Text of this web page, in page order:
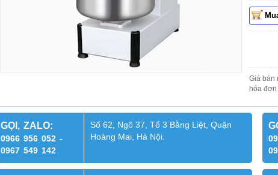
Giá bán
hóa
GỌI, ZALO:
0966 956 052 -
0967 549 142
Số 62, Ngõ 37, Tổ 3 Bằng Liệt, Quận
Hoàng Mai, Hà Nội.